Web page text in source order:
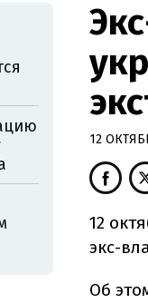
12
12
экс-
Об